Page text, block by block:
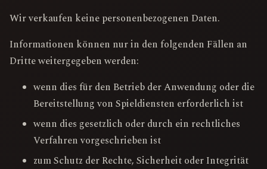
Wir verkaufen keine personenbezogenen Daten.
Informationen können nur in den folgenden Fällen an
Dritte weitergegeben werden:
wenn dies für den Betrieb der Anwendung oder die
Bereitstellung von Spieldiensten erforderlich ist
wenn dies gesetzlich oder durch ein rechtliches
Verfahren vorgeschrieben ist
zum Schutz der Rechte, Sicherheit oder Integrität